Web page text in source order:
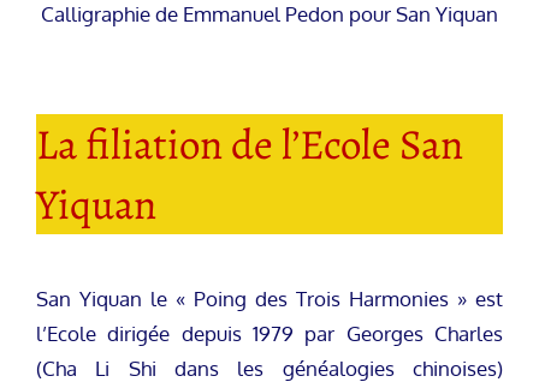
Calligraphie de Emmanuel Pedon pour San Yiquan
La filiation de l’Ecole San
Yiquan
San Yiquan le « Poing des Trois Harmonies » est
l’Ecole dirigée depuis 1979 par Georges Charles
(Cha Li Shi dans les généalogies chinoises)